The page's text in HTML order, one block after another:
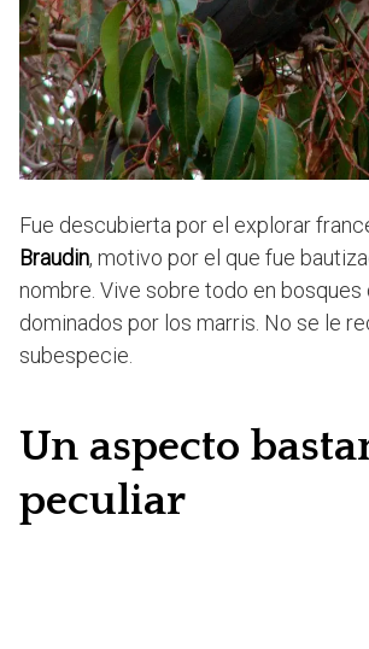
Fue descubierta por el explorar
Braudin, motivo por el que fue
nombre. Vive sobre todo en bosques
dominados por los marris. No se le
subespecie.
Un aspecto
peculiar